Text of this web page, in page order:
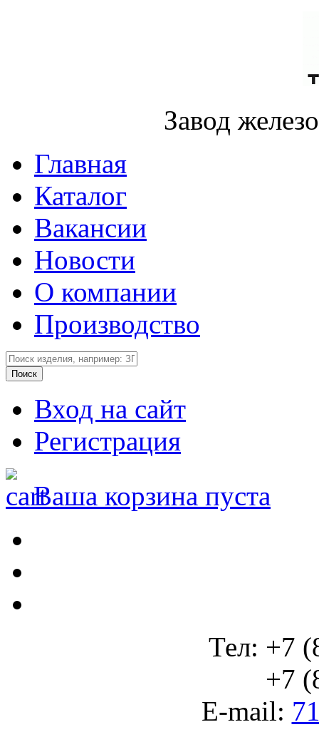
Завод
Главная
Каталог
Вакансии
Новости
О компании
Производство
Вход на сайт
Регистрация
Ваша корзина пуста
Тел: +7
+7
E-mail: